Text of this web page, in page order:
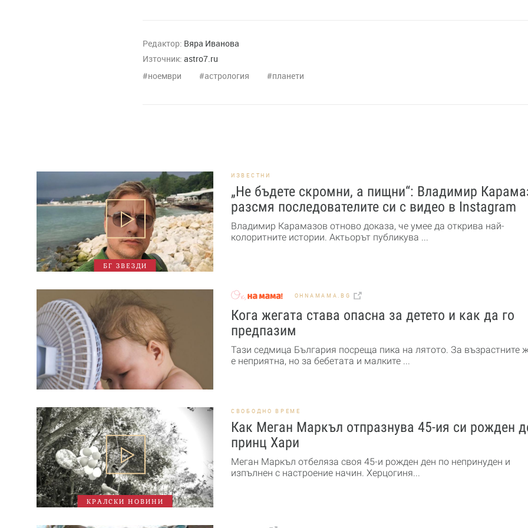
Редактор: Вяра Иванова
Източник: astro7.ru
ноември
астрология планети
БГ ЗВЕЗДИ
ИЗВЕСТНИ
„Не бъдете скромни, а пищни“: Владимир
разсмя последователите си с видео в Instagram
Владимир Карамазов отново доказа, че умее да открива най-
колоритните истории. Актьорът публикува ...
OHNAMAMA.BG
Кога жегата става опасна за детето и как да го
предпазим
Тази седмица България посреща пика на лятото. За възрастните
е неприятна, но за бебетата и малките ...
КРАЛСКИ НОВИНИ
СВОБОДНО ВРЕМЕ
Как Меган Маркъл отпразнува 45-ия си рожден
принц Хари
Меган Маркъл отбеляза своя 45-и рожден ден по непринуден и
изпълнен с настроение начин. Херцогиня...